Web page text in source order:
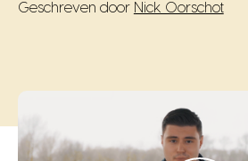
Geschreven door Nick Oorschot